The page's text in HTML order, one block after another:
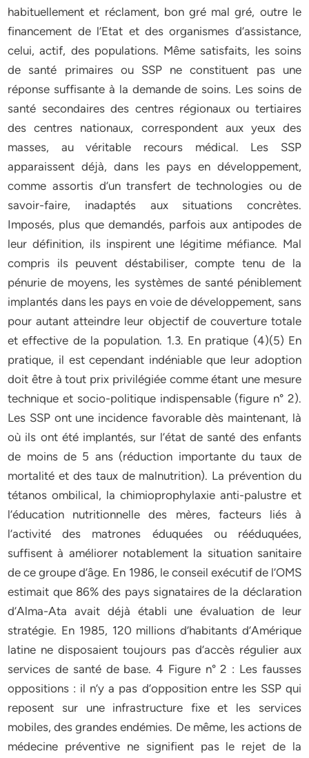
habituellement et réclament, bon gré mal gré, outre le
financement de l’Etat et des organismes d’assistance,
celui, actif, des populations. Même satisfaits, les soins
de santé primaires ou SSP ne constituent pas une
réponse suffisante à la demande de soins. Les soins de
santé secondaires des centres régionaux ou tertiaires
des centres nationaux, correspondent aux yeux des
masses, au véritable recours médical. Les SSP
apparaissent déjà, dans les pays en développement,
comme assortis d’un transfert de technologies ou de
savoir-faire, inadaptés aux situations concrètes.
Imposés, plus que demandés, parfois aux antipodes de
leur définition, ils inspirent une légitime méfiance. Mal
compris ils peuvent déstabiliser, compte tenu de la
pénurie de moyens, les systèmes de santé péniblement
implantés dans les pays en voie de développement, sans
pour autant atteindre leur objectif de couverture totale
et effective de la population. 1.3. En pratique (4)(5) En
pratique, il est cependant indéniable que leur adoption
doit être à tout prix privilégiée comme étant une mesure
technique et socio-politique indispensable (figure n° 2).
Les SSP ont une incidence favorable dès maintenant, là
où ils ont été implantés, sur l’état de santé des enfants
de moins de 5 ans (réduction importante du taux de
mortalité et des taux de malnutrition). La prévention du
tétanos ombilical, la chimioprophylaxie anti-palustre et
l’éducation nutritionnelle des mères, facteurs liés à
l’activité des matrones éduquées ou rééduquées,
suffisent à améliorer notablement la situation sanitaire
de ce groupe d’âge. En 1986, le conseil exécutif de l’OMS
estimait que 86% des pays signataires de la déclaration
d’Alma-Ata avait déjà établi une évaluation de leur
stratégie. En 1985, 120 millions d’habitants d’Amérique
latine ne disposaient toujours pas d’accès régulier aux
services de santé de base. 4 Figure n° 2 : Les fausses
oppositions : il n’y a pas d’opposition entre les SSP qui
reposent sur une infrastructure fixe et les services
mobiles, des grandes endémies. De même, les actions de
médecine préventive ne signifient pas le rejet de la